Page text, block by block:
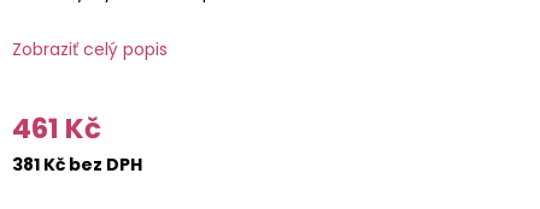
Zobraziť celý popis
461 Kč
381 Kč bez DPH